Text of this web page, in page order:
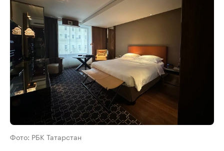
Фото: РБК Татарстан